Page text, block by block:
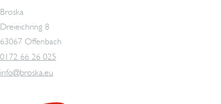
Broska
Dreieichring 8
63067 Offenbach
0172 66 26 025
info@broska.eu